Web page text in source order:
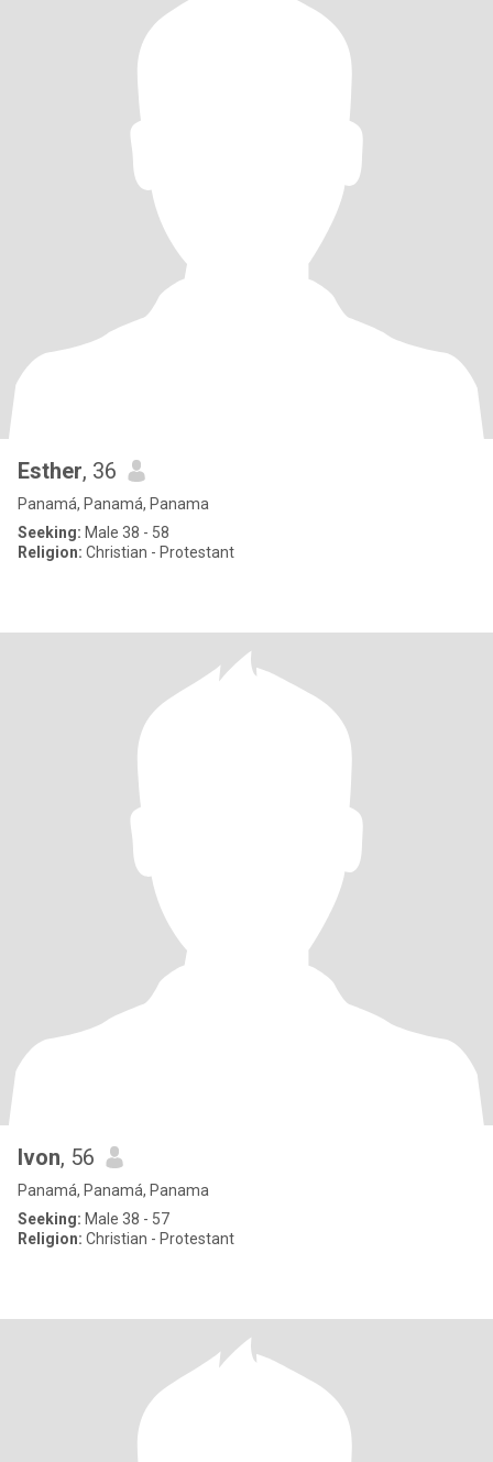
Esther, 36
Panamá, Panamá, Panama
Seeking: Male 38 - 58
Religion: Christian - Protestant
Ivon, 56
Panamá, Panamá, Panama
Seeking: Male 38 - 57
Religion: Christian - Protestant